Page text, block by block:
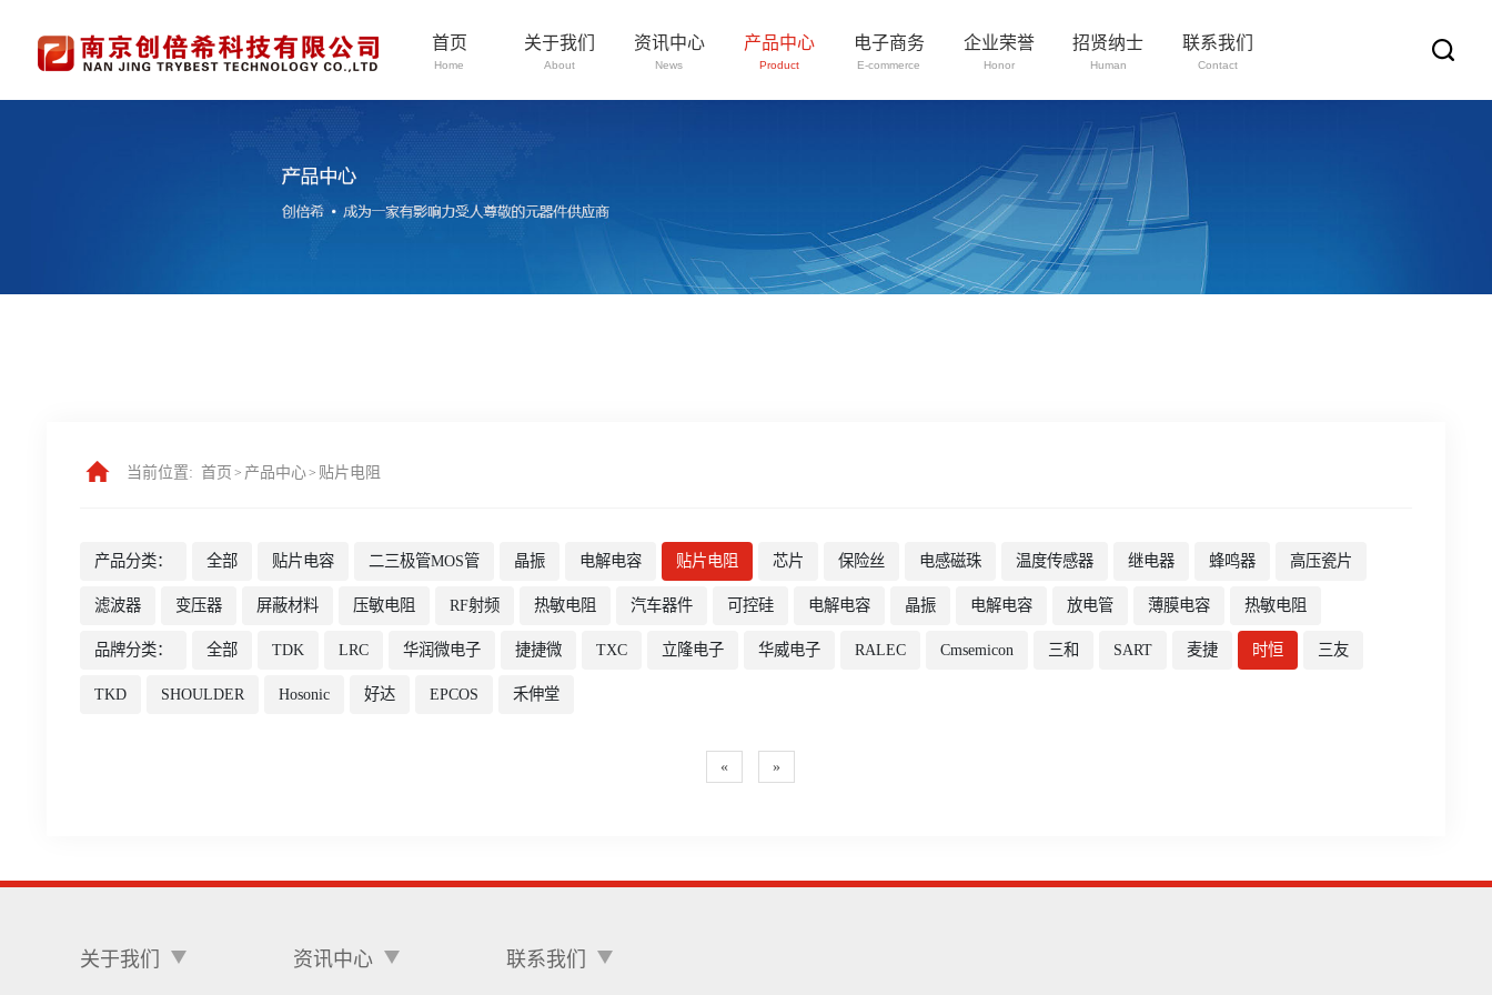
首页
Home
关于我们
About
资讯中心
News
产品中心
Product
电子商务
E-commerce
企业荣誉
Honor
招贤纳士
Human
联系我们
Contact
当前位置: 首页 > 产品中心> 贴片电阻
产品分类： 全部 贴片电容 二三极管MOS管 晶振 电解电容 贴片电阻 芯片 保险丝 电感磁珠 温度传感器 继电器 蜂鸣器 高压瓷片
滤波器 变压器 屏蔽材料 压敏电阻 RF射频 热敏电阻 汽车器件 可控硅 电解电容 晶振 电解电容 放电管 薄膜电容 热敏电阻
品牌分类： 全部 TDK LRC 华润微电子 捷捷微 TXC 立隆电子 华威电子 RALEC Cmsemicon 三和 SART 麦捷 时恒 三友
TKD SHOULDER Hosonic 好达 EPCOS 禾伸堂
« »
关于我们 资讯中心 联系我们